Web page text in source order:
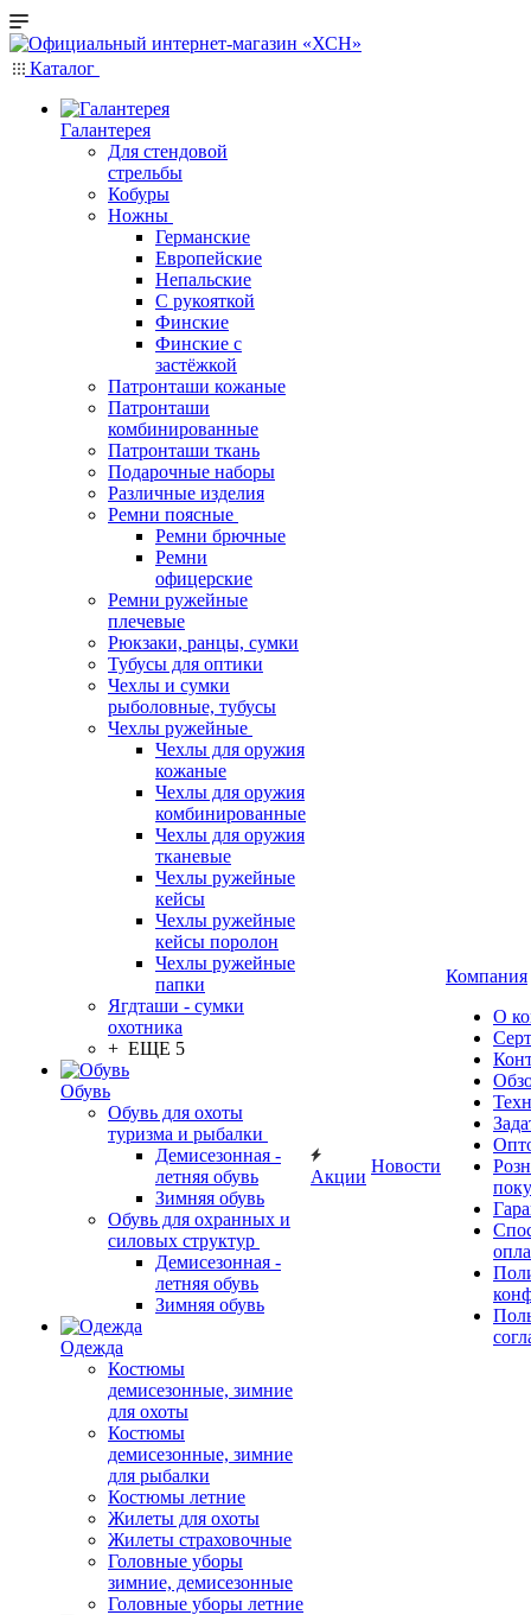
Каталог
Галантерея
Для стендовой
стрельбы
Кобуры
Ножны
Германские
Европейские
Непальские
С рукояткой
Финские
Финские с
застёжкой
Патронташи кожаные
Патронташи
комбинированные
Патронташи ткань
Подарочные наборы
Различные изделия
Ремни поясные
Ремни брючные
Ремни
офицерские
Ремни ружейные
плечевые
Рюкзаки, ранцы, сумки
Тубусы для оптики
Чехлы и сумки
рыболовные, тубусы
Чехлы ружейные
Чехлы для оружия
кожаные
Чехлы для оружия
комбинированные
Чехлы для оружия
тканевые
Чехлы ружейные
кейсы
Чехлы ружейные
кейсы поролон
Чехлы ружейные
папки
Ягдташи - сумки
охотника
+ ЕЩЕ 5
Обувь
Обувь для охоты
туризма и рыбалки
Демисезонная -
летняя обувь
Зимняя обувь
Обувь для охранных и
силовых структур
Демисезонная -
летняя обувь
Зимняя обувь
Одежда
Костюмы
демисезонные, зимние
для охоты
Костюмы
демисезонные, зимние
для рыбалки
Костюмы летние
Жилеты для охоты
Жилеты страховочные
Головные уборы
зимние, демисезонные
Головные уборы летние
Акции
Новости
Компания
О